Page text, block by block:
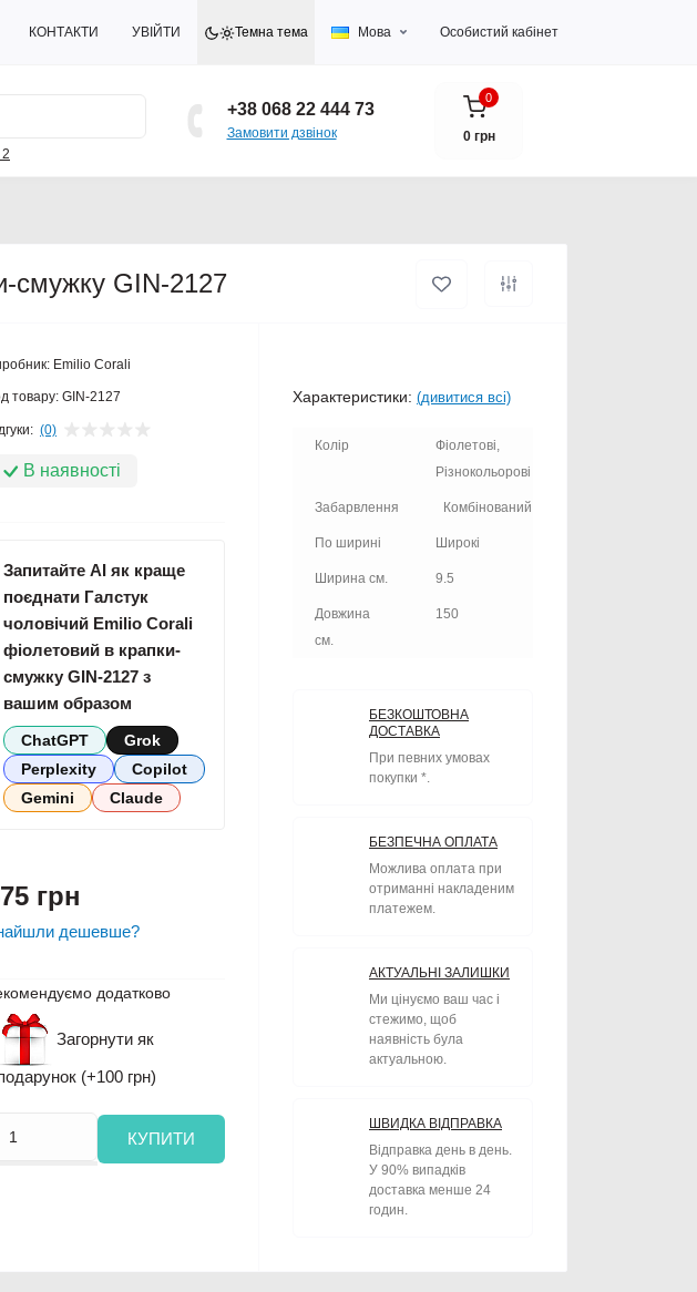
КОНТАКТИ УВІЙТИ Темна тема Мова Особистий кабінет
+38 068 22 444 73
Замовити дзвінок
0
0 грн
смужку GIN-2127
Emilio Corali
товару: GIN-2127
(0)
В наявності
Запитайте AI як краще
поєднати Галстук
чоловічий Emilio Corali
фіолетовий в крапки-
смужку GIN-2127 з
вашим образом
ChatGPT
Grok
Perplexity
Copilot
Gemini
Claude
грн
дешевше?
додатково
Загорнути як
(+100 грн)
КУПИТИ
Характеристики: (дивитися всі)
Колір
Фіолетові,
Різнокольорові
Забарвлення Комбінований
По ширині Широкі
Ширина см. 9.5
Довжина
см.
150
БЕЗКОШТОВНА
ДОСТАВКА
При певних умовах
покупки *.
БЕЗПЕЧНА ОПЛАТА
Можлива оплата при
отриманні накладеним
платежем.
АКТУАЛЬНІ ЗАЛИШКИ
Ми цінуємо ваш час і
стежимо, щоб
наявність була
актуальною.
ШВИДКА ВІДПРАВКА
Відправка день в день.
У 90% випадків
доставка менше 24
годин.